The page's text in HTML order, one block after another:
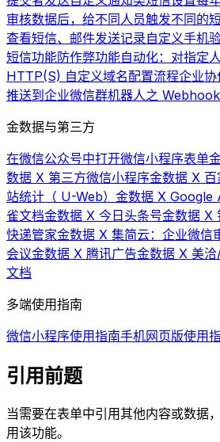
审核数据后，给不同人员触发不同的
查看短信、邮件发送记录自定义手机
短信功能防作弊功能自动化：对指定
HTTP(S) 自定义域名配置流程企业协
推送到企业微信群机器人之 Webhook
金数据与第三方
在微信公众号中打开微信小程序表单
数据 X 第三方微信小程序金数据 X 百
站统计（ U-Web） 金数据 X Google
雀文档金数据 X 今日头条号金数据 X
快递管家金数据 X 集简云：企业微信
会议金数据 X 腾讯广告金数据 X 美
文档
多端使用指南
微信小程序使用指南手机网页版使用
引用前题
当需要在表单中引用其他内容或数据
用该功能。